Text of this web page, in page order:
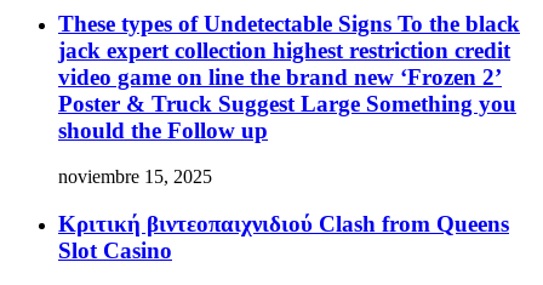
These types of Undetectable Signs To the black
jack expert collection highest restriction credit
video game on line the brand new ‘Frozen 2’
Poster & Truck Suggest Large Something you
should the Follow up
noviembre 15, 2025
Κριτική βιντεοπαιχνιδιού Clash from Queens
Slot Casino